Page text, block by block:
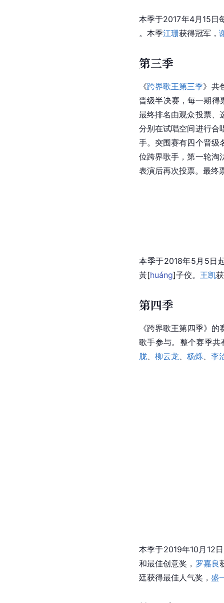
本季于2017年4月15日
。本季江珊获得冠军，
第三季
《跨界歌王第三季》共
晋级半决赛，每一期得
最终排名由观众投票、
分别在试唱空间进行合
手。突围赛有四个晋级
位跨界歌手，第一轮淘
表演后再次投票。最终
本季于2018年5月5日
黃[huáng]子佼。 王凯
第四季
《跨界歌王第四季》
歌手参与。整个赛季
胧、 柳云龙、 杨烁、 李
本季于2019年10月12
和最佳创意奖， 罗嘉良
廷获得最佳人气奖， 盛